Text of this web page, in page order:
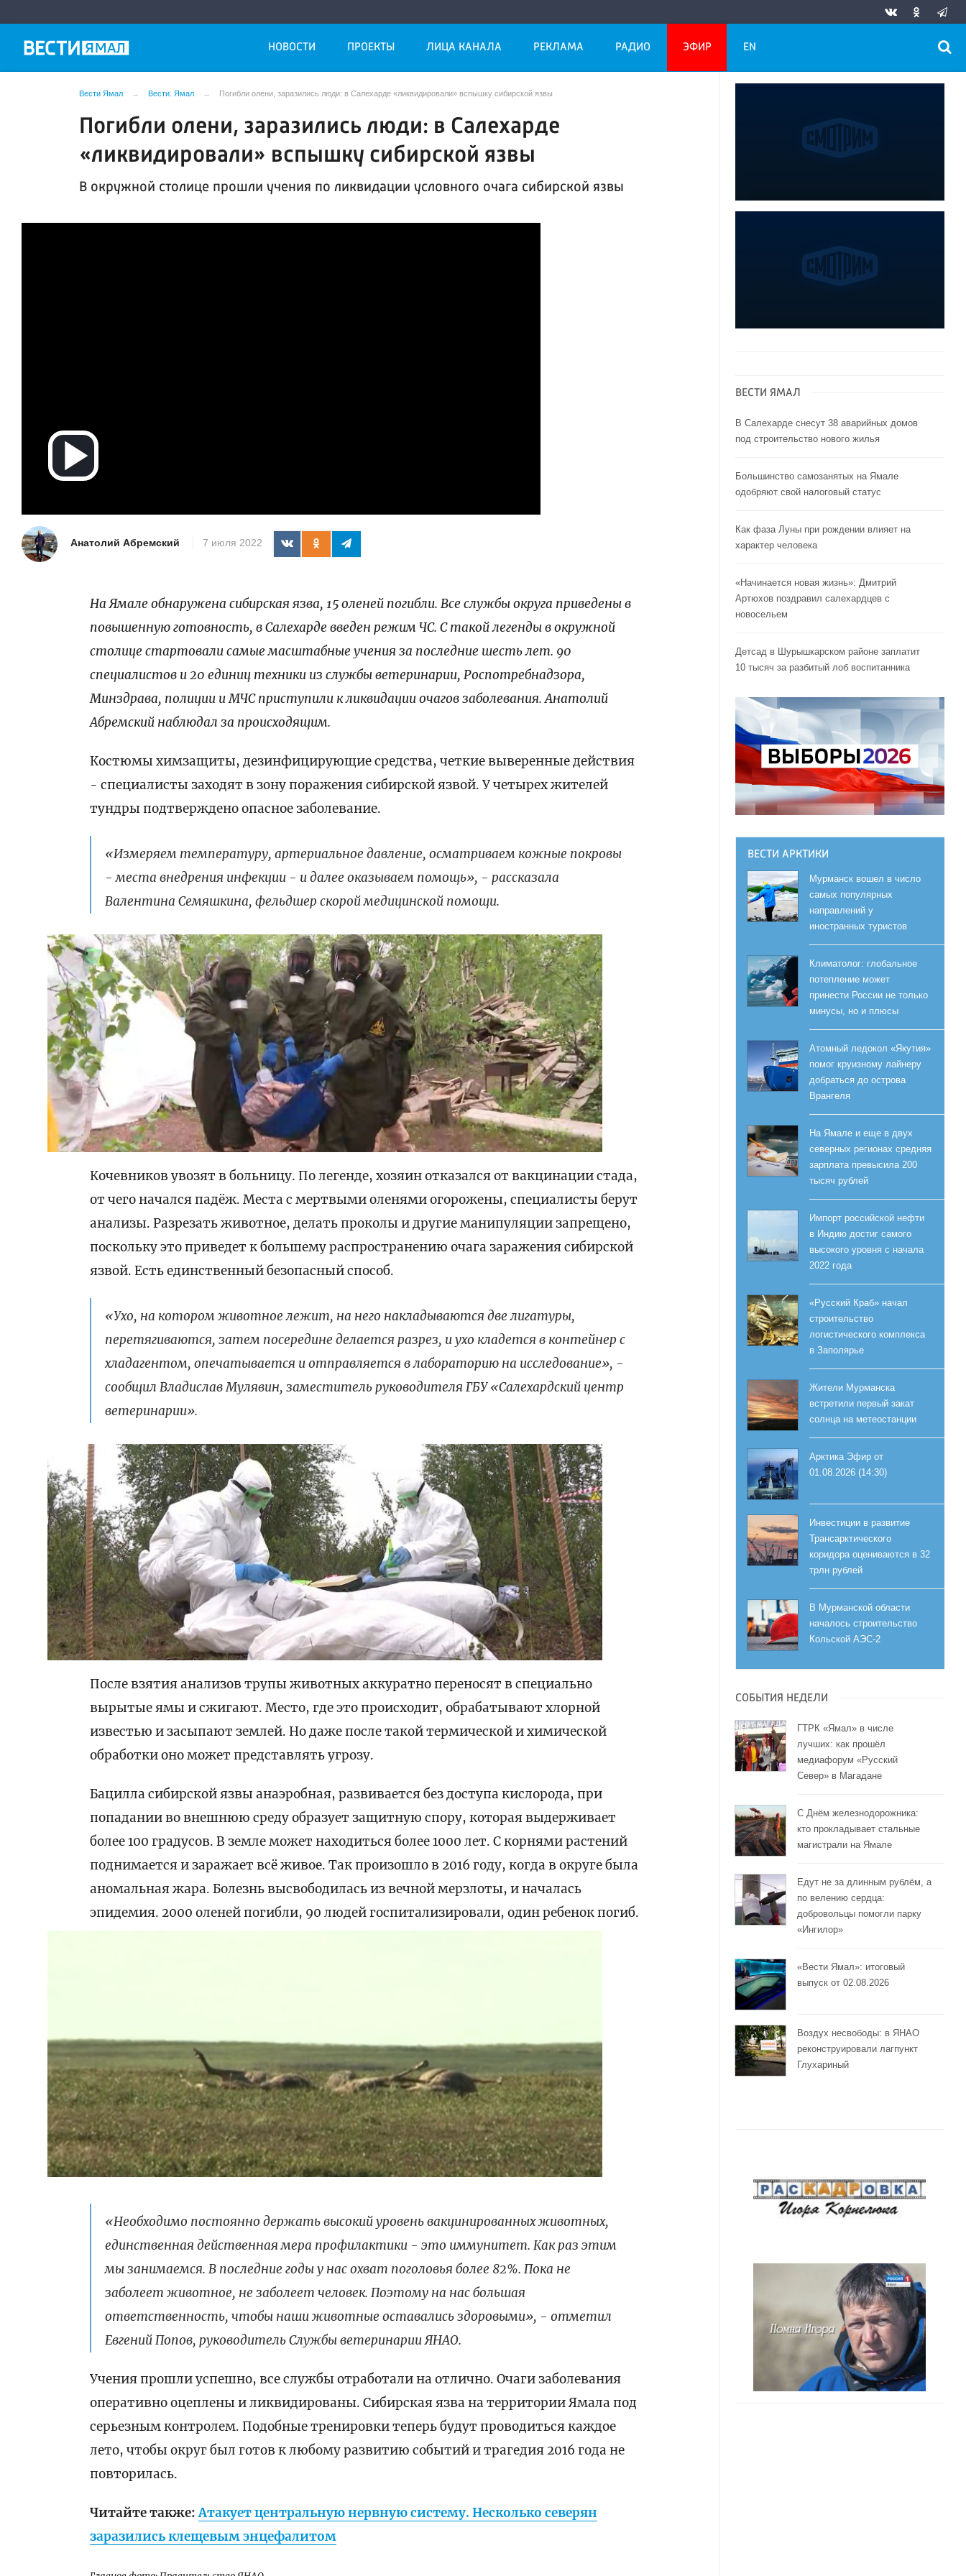
НОВОСТИ ПРОЕКТЫ ЛИЦА КАНАЛА РЕКЛАМА РАДИО ЭФИР EN
Вести Ямал Вести. Ямал Погибли олени, заразились люди: в Салехарде «ликвидировали» вспышку сибирской язвы
Погибли олени, заразились люди: в Салехарде
«ликвидировали» вспышку сибирской язвы
В окружной столице прошли учения по ликвидации условного очага сибирской язвы
Воспроизвести
видео
Анатолий Абремский 7 июля 2022
На Ямале обнаружена сибирская язва, 15 оленей погибли. Все службы округа приведены в
повышенную готовность, в Салехарде введен режим ЧС. С такой легенды в окружной
столице стартовали самые масштабные учения за последние шесть лет. 90
специалистов и 20 единиц техники из службы ветеринарии, Роспотребнадзора,
Минздрава, полиции и МЧС приступили к ликвидации очагов заболевания. Анатолий
Абремский наблюдал за происходящим.
Костюмы химзащиты, дезинфицирующие средства, четкие выверенные действия
- специалисты заходят в зону поражения сибирской язвой. У четырех жителей
тундры подтверждено опасное заболевание.
«Измеряем температуру, артериальное давление, осматриваем кожные покровы
- места внедрения инфекции - и далее оказываем помощь», - рассказала
Валентина Семяшкина, фельдшер скорой медицинской помощи.
Кочевников увозят в больницу. По легенде, хозяин отказался от вакцинации стада,
от чего начался падёж. Места с мертвыми оленями огорожены, специалисты берут
анализы. Разрезать животное, делать проколы и другие манипуляции запрещено,
поскольку это приведет к большему распространению очага заражения сибирской
язвой. Есть единственный безопасный способ.
«Ухо, на котором животное лежит, на него накладываются две лигатуры,
перетягиваются, затем посередине делается разрез, и ухо кладется в контейнер с
хладагентом, опечатывается и отправляется в лабораторию на исследование», -
сообщил Владислав Мулявин, заместитель руководителя ГБУ «Салехардский центр
ветеринарии».
После взятия анализов трупы животных аккуратно переносят в специально
вырытые ямы и сжигают. Место, где это происходит, обрабатывают хлорной
известью и засыпают землей. Но даже после такой термической и химической
обработки оно может представлять угрозу.
Бацилла сибирской язвы анаэробная, развивается без доступа кислорода, при
попадании во внешнюю среду образует защитную спору, которая выдерживает
более 100 градусов. В земле может находиться более 1000 лет. С корнями растений
поднимается и заражает всё живое. Так произошло в 2016 году, когда в округе была
аномальная жара. Болезнь высвободилась из вечной мерзлоты, и началась
эпидемия. 2000 оленей погибли, 90 людей госпитализировали, один ребенок погиб.
«Необходимо постоянно держать высокий уровень вакцинированных животных,
единственная действенная мера профилактики - это иммунитет. Как раз этим
мы занимаемся. В последние годы у нас охват поголовья более 82%. Пока не
заболеет животное, не заболеет человек. Поэтому на нас большая
ответственность, чтобы наши животные оставались здоровыми», - отметил
Евгений Попов, руководитель Службы ветеринарии ЯНАО.
Учения прошли успешно, все службы отработали на отлично. Очаги заболевания
оперативно оцеплены и ликвидированы. Сибирская язва на территории Ямала под
серьезным контролем. Подобные тренировки теперь будут проводиться каждое
лето, чтобы округ был готов к любому развитию событий и трагедия 2016 года не
повторилась.
Читайте также:Атакует центральную нервную систему. Несколько северян
заразились клещевым энцефалитом
ВЕСТИ ЯМАЛ
В Салехарде снесут 38 аварийных домов
под строительство нового жилья
Большинство самозанятых на Ямале
одобряют свой налоговый статус
Как фаза Луны при рождении влияет на
характер человека
«Начинается новая жизнь»: Дмитрий
Артюхов поздравил салехардцев с
новосельем
Детсад в Шурышкарском районе заплатит
10 тысяч за разбитый лоб воспитанника
ВЕСТИ АРКТИКИ
Мурманск вошел в число
самых популярных
направлений у
иностранных туристов
Климатолог: глобальное
потепление может
принести России не только
минусы, но и плюсы
Атомный ледокол «Якутия»
помог круизному лайнеру
добраться до острова
Врангеля
На Ямале и еще в двух
северных регионах средняя
зарплата превысила 200
тысяч рублей
Импорт российской нефти
в Индию достиг самого
высокого уровня с начала
2022 года
«Русский Краб» начал
строительство
логистического комплекса
в Заполярье
Жители Мурманска
встретили первый закат
солнца на метеостанции
Арктика Эфир от
01.08.2026 (14:30)
Инвестиции в развитие
Трансарктического
коридора оцениваются в 32
трлн рублей
В Мурманской области
началось строительство
Кольской АЭС-2
СОБЫТИЯ НЕДЕЛИ
ГТРК «Ямал» в числе
лучших: как прошёл
медиафорум «Русский
Север» в Магадане
С Днём железнодорожника:
кто прокладывает стальные
магистрали на Ямале
Едут не за длинным рублём, а
по велению сердца:
добровольцы помогли парку
«Ингилор»
«Вести Ямал»: итоговый
выпуск от 02.08.2026
Воздух несвободы: в ЯНАО
реконструировали лагпункт
Глухариный